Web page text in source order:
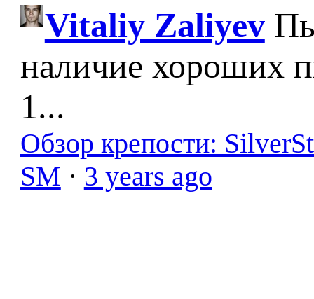
Vitaliy Zaliyev
наличие хороших
1...
Обзор крепости:
SM · 3 years ago